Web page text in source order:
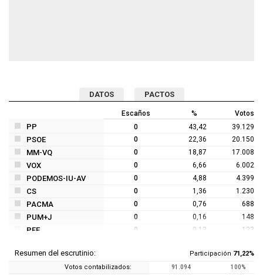
DATOS PACTOS
Escaños % Votos
PP 0 43,42 39.129
PSOE 0 22,36 20.150
MM-VQ 0 18,87 17.008
VOX 0 6,66 6.002
PODEMOS-IU-AV 0 4,88 4.399
CS 0 1,36 1.230
PACMA 0 0,76 688
PUM+J 0 0,16 148
PFE 0 0,13 123
FE DE LAS JONS 0,06 61
Resumen del escrutinio: Participación 71,22%
Votos contabilizados:
91.094 100%